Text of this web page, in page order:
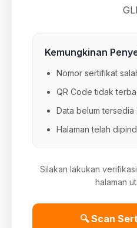
Kemungkinan
Nomor sertifikat
QR Code tidak
Data belum tersedia
Halaman telah
Silakan lakukan
halaman
🔍 Scan